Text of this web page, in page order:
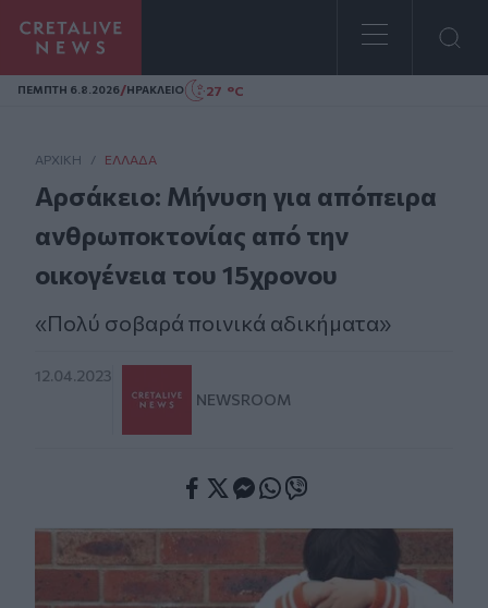
Homepage
ΠΕΜΠΤΗ 6.8.2026/ΗΡΑΚΛΕΙΟ 27 °C
ΑΡΧΙΚΗ / ΕΛΛΆΔΑ
Αρσάκειο: Μήνυση για απόπειρα
ανθρωποκτονίας από την
οικογένεια του 15χρονου
«Πολύ σοβαρά ποινικά αδικήματα»
12.04.2023
NEWSROOM